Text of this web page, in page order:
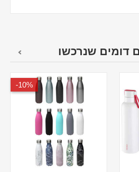
דומים שנרכשו
10%-